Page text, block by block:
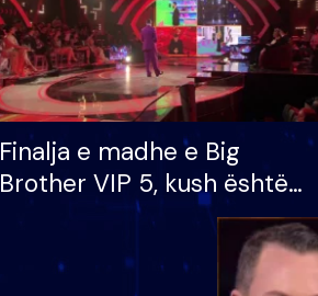
Finalja e madhe e Big
Brother VIP 5, kush është
banori i parë që lë shtëpinë
dhe humb mundësinë për
të fituar çmimin e madh